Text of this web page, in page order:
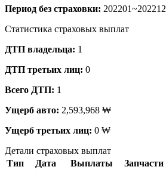
Период без страховки: 202201~202212
Статистика страховых выплат
ДТП владельца: 1
ДТП третьих лиц: 0
Всего ДТП: 1
Ущерб авто: 2,593,968 ₩
Ущерб третьих лиц: 0 ₩
Детали страховых выплат
Тип
Дата Выплаты Запчасти